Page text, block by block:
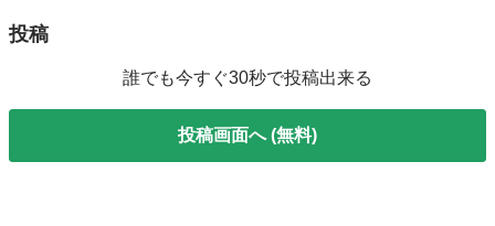
投稿
誰でも今すぐ30秒で投稿出来る
投稿画面へ (無料)